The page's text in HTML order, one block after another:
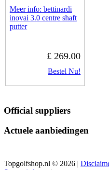
Meer info: bettinardi
inovai 3.0 centre shaft
putter
£ 269.00
Bestel Nu!
Official suppliers
Actuele aanbiedingen
Topgolfshop.nl © 2026 |